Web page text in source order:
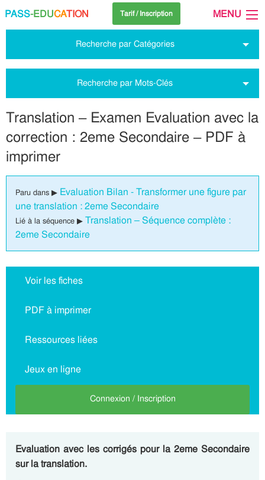
PASS-EDUCATION Tarif / Inscription MENU
Recherche par Catégories
Recherche par Mots-Clés
Translation – Examen Evaluation avec la
correction : 2eme Secondaire – PDF à
imprimer
Paru dans ▶ Evaluation Bilan - Transformer une figure par
une translation : 2eme Secondaire
Lié à la séquence ▶ Translation – Séquence complète :
2eme Secondaire
Voir les fiches
PDF à imprimer
Ressources liées
Jeux en ligne
Connexion / Inscription
Evaluation avec les corrigés pour la 2eme Secondaire
sur la translation.